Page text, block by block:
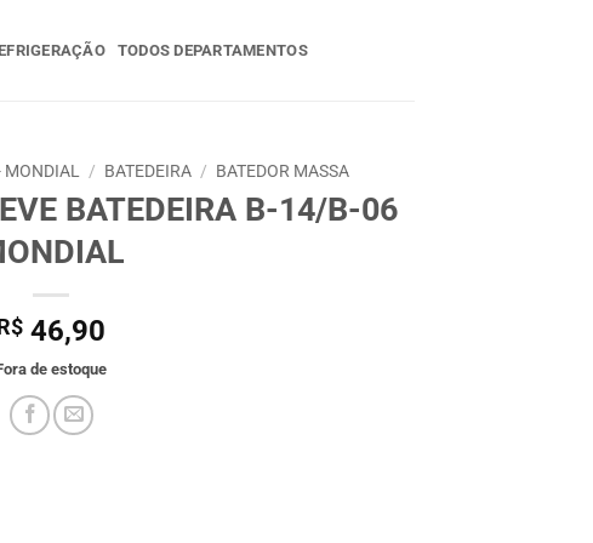
TODOS DEPARTAMENTOS
MONDIAL / BATEDEIRA / BATEDOR MASSA
BATEDEIRA B-14/B-06
46,90
de estoque